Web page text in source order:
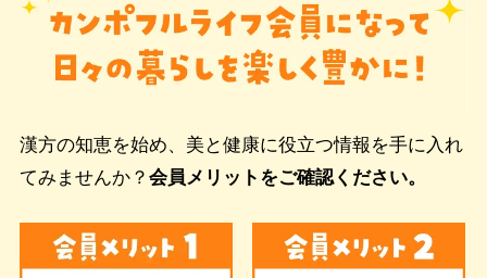
漢方の知恵を始め、美と健康に役立つ情報を手に入れ
てみませんか？ 会員メリットをご確認ください。